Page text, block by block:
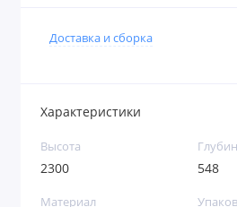
Доставка и сборка
Характеристики
Высота
2300 548
Материал